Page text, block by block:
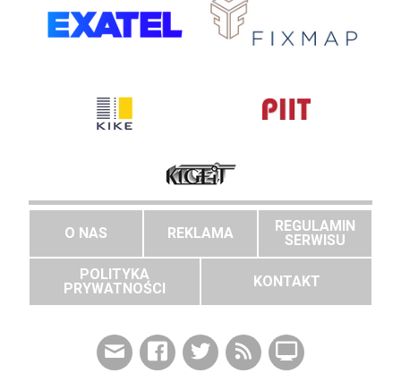
O NAS REKLAMA
REGULAMIN
SERWISU
POLITYKA
PRYWATNOŚCI
KONTAKT